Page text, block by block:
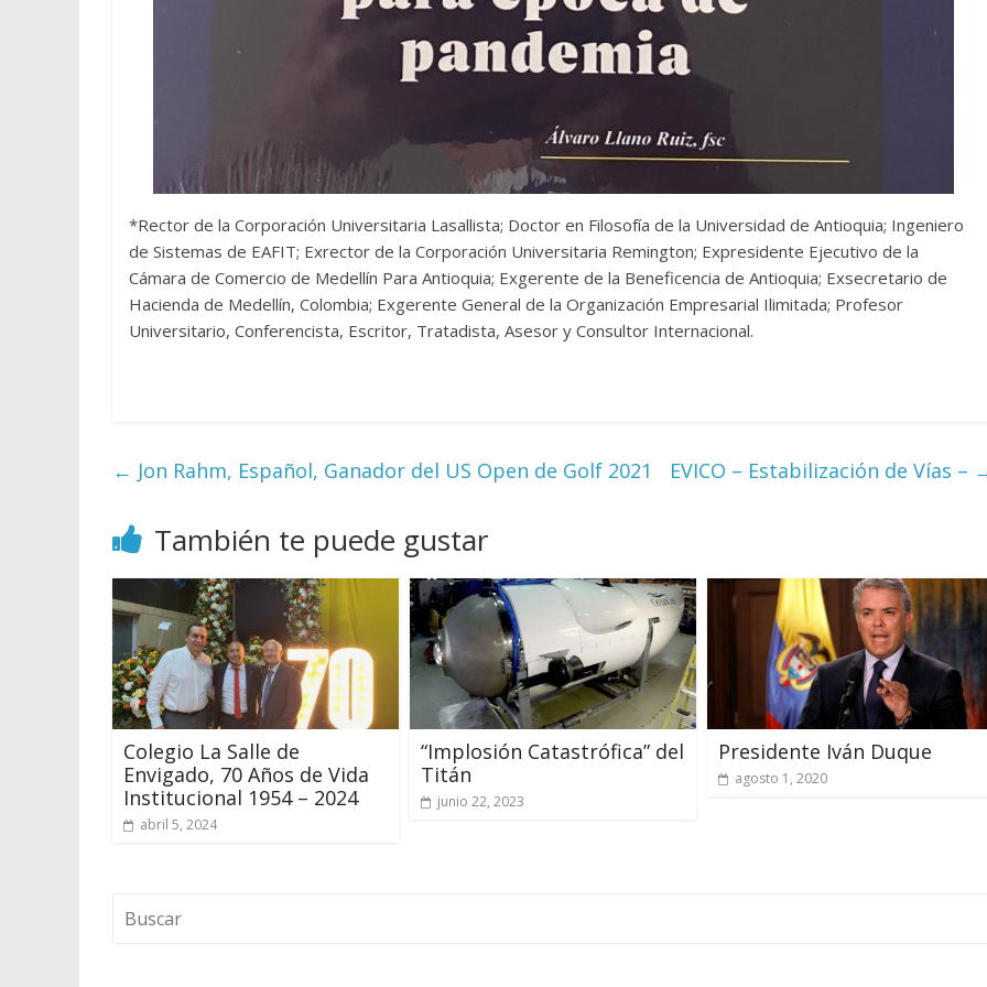
*Rector de la Corporación Universitaria Lasallista; Doctor en Filosofía de la Universidad de Antioquia; Ingeniero
de Sistemas de EAFIT; Exrector de la Corporación Universitaria Remington; Expresidente Ejecutivo de la
Cámara de Comercio de Medellín Para Antioquia; Exgerente de la Beneficencia de Antioquia; Exsecretario de
Hacienda de Medellín, Colombia; Exgerente General de la Organización Empresarial Ilimitada; Profesor
Universitario, Conferencista, Escritor, Tratadista, Asesor y Consultor Internacional.
← Jon Rahm, Español, Ganador del US Open de Golf 2021 EVICO – Estabilización de Vías –
También te puede gustar
Colegio La Salle de
Envigado, 70 Años de Vida
Institucional 1954 – 2024
abril 5, 2024
“Implosión Catastrófica” del
Titán
junio 22, 2023
Presidente Iván Duque
agosto 1, 2020